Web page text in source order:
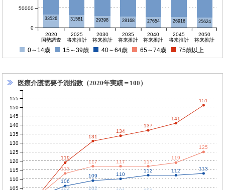
33526 31581 29398 28168 27654 26916 25624
2020
国勢調査
2025
将来推計
2030
将来推計
2035
将来推計
2040
将来推計
2045
将来推計
2050
将来推計
0
50000
0～14歳 15～39歳 40～64歳 65～74歳 75歳以上
医療介護需要予測指数（2020年実績＝100）
106
109 110
112 112 113
102 102
119
131
134
137
141
151
113
117 117 117
119
125
105
110
115
120
125
130
135
140
145
150
155